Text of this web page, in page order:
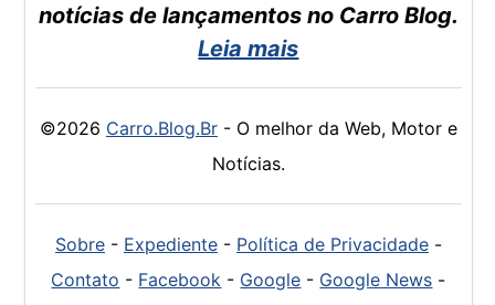
notícias de lançamentos no Carro Blog.
Leia mais
©2026 Carro.Blog.Br- O melhor da Web, Motor e
Notícias.
Sobre- Expediente- Política de Privacidade-
Contato - Facebook - Google - Google News -